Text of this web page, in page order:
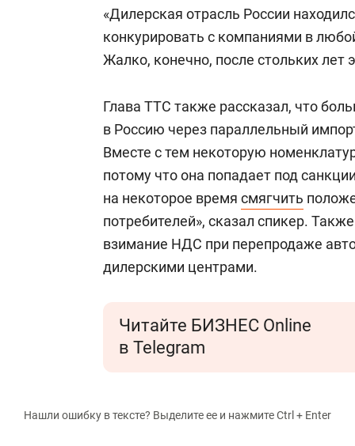
«Дилерская отрасль России
конкурировать с компаниями в
Жалко, конечно, после стольких лет
Глава ТТС также рассказал, что
в Россию через параллельный
Вместе с тем некоторую
потому что она попадает под
на некоторое время смягчить
потребителей», сказал спикер.
взимание НДС при перепродаже
дилерскими центрами.
Читайте БИЗНЕС Online
в Telegram
Нашли ошибку в тексте? Выделите ее и нажмите Ctrl + Enter